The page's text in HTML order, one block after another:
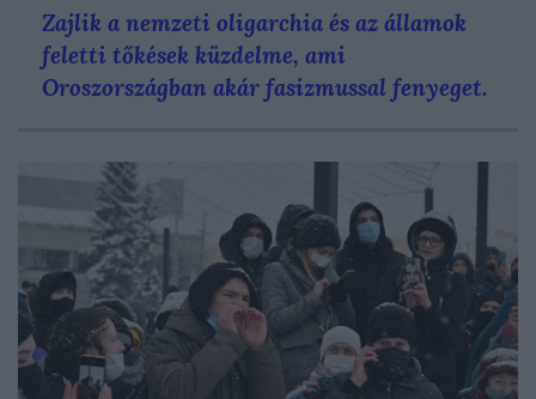
Zajlik a nemzeti oligarchia és az államok
feletti tőkések küzdelme, ami
Oroszországban akár fasizmussal fenyeget.